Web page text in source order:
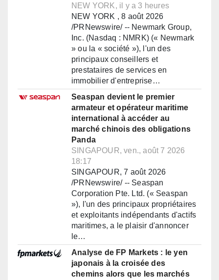
NEW YORK, il y a 3 heures
NEW YORK , 8 août 2026
/PRNewswire/ -- Newmark Group,
Inc. (Nasdaq : NMRK) (« Newmark
» ou la « société »), l'un des
principaux conseillers et
prestataires de services en
immobilier d'entreprise…
Seaspan devient le premier
armateur et opérateur maritime
international à accéder au
marché chinois des obligations
Panda
SINGAPOUR, ven., août 7 2026
18:17
SINGAPOUR, 7 août 2026
/PRNewswire/ -- Seaspan
Corporation Pte. Ltd. (« Seaspan
»), l'un des principaux propriétaires
et exploitants indépendants d'actifs
maritimes, a le plaisir d'annoncer
le…
Analyse de FP Markets : le yen
japonais à la croisée des
chemins alors que les marchés